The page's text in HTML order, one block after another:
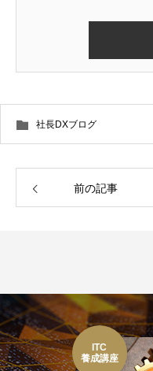
社長DXブログ
前の記事
ITC
養成講座